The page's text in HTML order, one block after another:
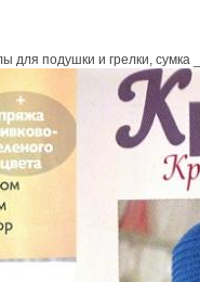
подушки и грелки, сумка